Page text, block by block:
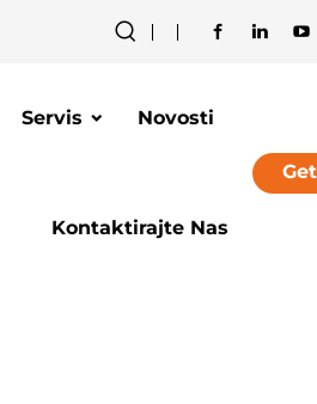
Servis Novosti
Kontaktirajte Nas